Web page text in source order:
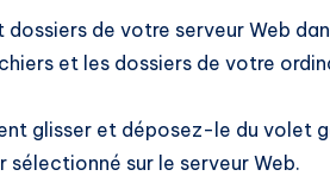
de votre serveur Web
et les dossiers de votre
glisser et déposez-le du volet
sur le serveur Web.